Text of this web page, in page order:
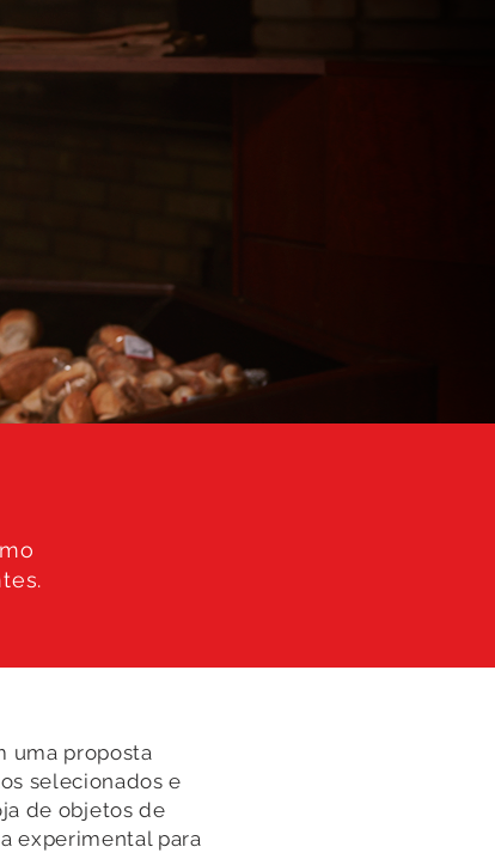
uma proposta
selecionados e
de objetos de
experimental para